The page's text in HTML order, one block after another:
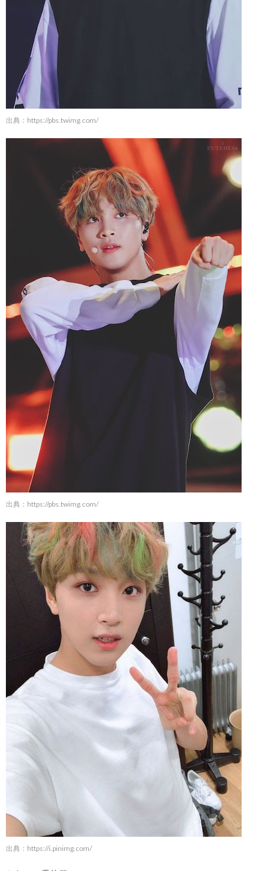
出典： https://pbs.twimg.com/
出典： https://pbs.twimg.com/
出典： https://i.pinimg.com/